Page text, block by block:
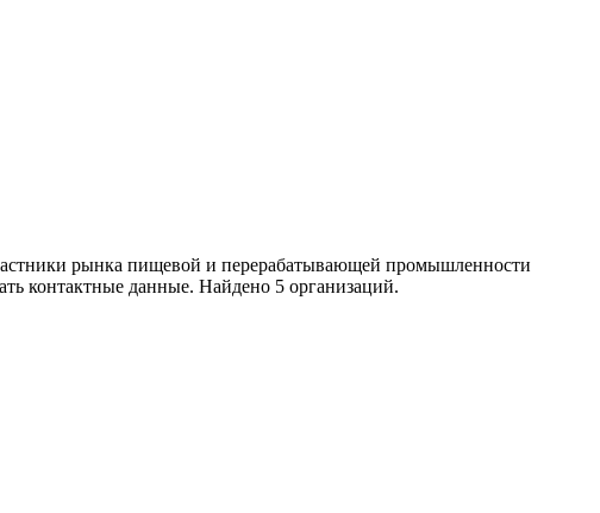
рынка пищевой и перерабатывающей промышленности
контактные данные. Найдено 5 организаций.